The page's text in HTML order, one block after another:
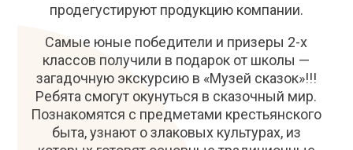
продегустируют продукцию компании.
Самые юные победители и призеры 2-х
классов получили в подарок от школы —
загадочную экскурсию в «Музей сказок»!!!
Ребята смогут окунуться в сказочный мир.
Познакомятся с предметами крестьянского
быта, узнают о злаковых культурах, из